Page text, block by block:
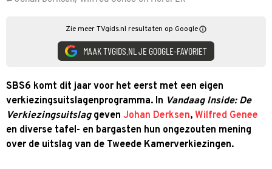
Zie meer TVgids.nl resultaten op Google
MAAK TVGIDS.NL JE GOOGLE-FAVORIET
SBS6 komt dit jaar voor het eerst met een eigen
verkiezingsuitslagenprogramma. In Vandaag Inside: De
Verkiezingsuitslaggeven Johan Derksen, Wilfred Genee
en diverse tafel- en bargasten hun ongezouten mening
over de uitslag van de Tweede Kamerverkiezingen.